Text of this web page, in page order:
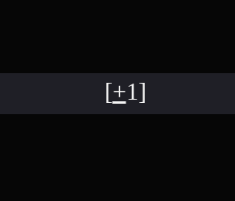
[+1]